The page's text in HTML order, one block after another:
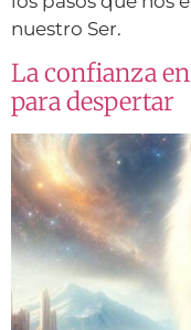
nuestro Ser.
La confianza
para despertar